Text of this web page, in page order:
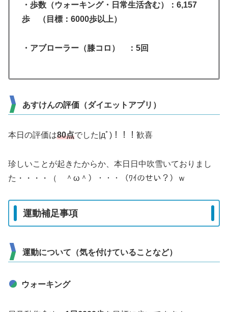
・歩数（ウォーキング・日常生活含む）：6,157
歩 （目標：6000歩以上）
・アブローラー（膝コロ） ：5回
あすけんの評価（ダイエットアプリ）
本日の評価は80点でした|дﾟ)！！！歓喜
珍しいことが起きたからか、本日日中吹雪いておりまし
た・・・・（ ＾ω＾）・・・（ﾜｲのせい？）ｗ
運動補足事項
運動について（気を付けていることなど）
ウォーキング